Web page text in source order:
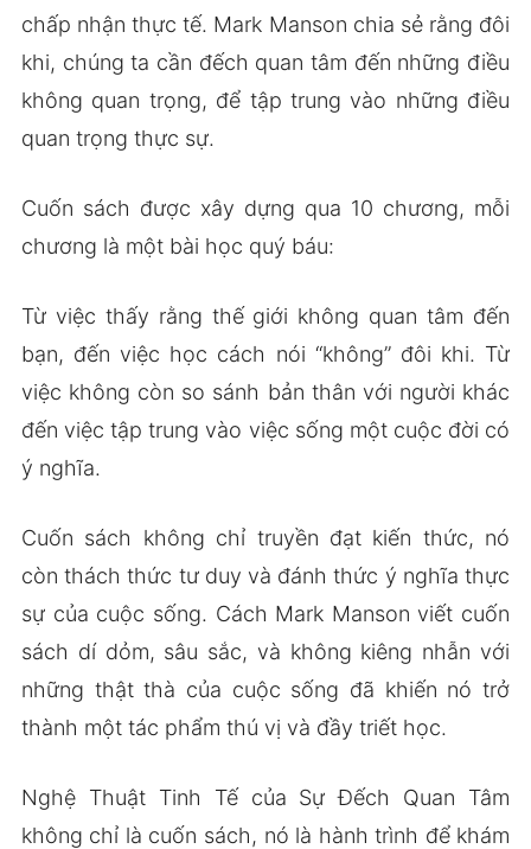
chấp nhận thực tế. Mark Manson chia sẻ rằng đôi
khi, chúng ta cần đếch quan tâm đến những điều
không quan trọng, để tập trung vào những điều
quan trọng thực sự.
Cuốn sách được xây dựng qua 10 chương, mỗi
chương là một bài học quý báu:
Từ việc thấy rằng thế giới không quan tâm đến
bạn, đến việc học cách nói “không” đôi khi. Từ
việc không còn so sánh bản thân với người khác
đến việc tập trung vào việc sống một cuộc đời có
ý nghĩa.
Cuốn sách không chỉ truyền đạt kiến thức, nó
còn thách thức tư duy và đánh thức ý nghĩa thực
sự của cuộc sống. Cách Mark Manson viết cuốn
sách dí dỏm, sâu sắc, và không kiêng nhẫn với
những thật thà của cuộc sống đã khiến nó trở
thành một tác phẩm thú vị và đầy triết học.
Nghệ Thuật Tinh Tế của Sự Đếch Quan Tâm
không chỉ là cuốn sách, nó là hành trình để khám